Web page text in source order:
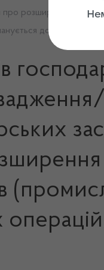
розширення
до виробництва